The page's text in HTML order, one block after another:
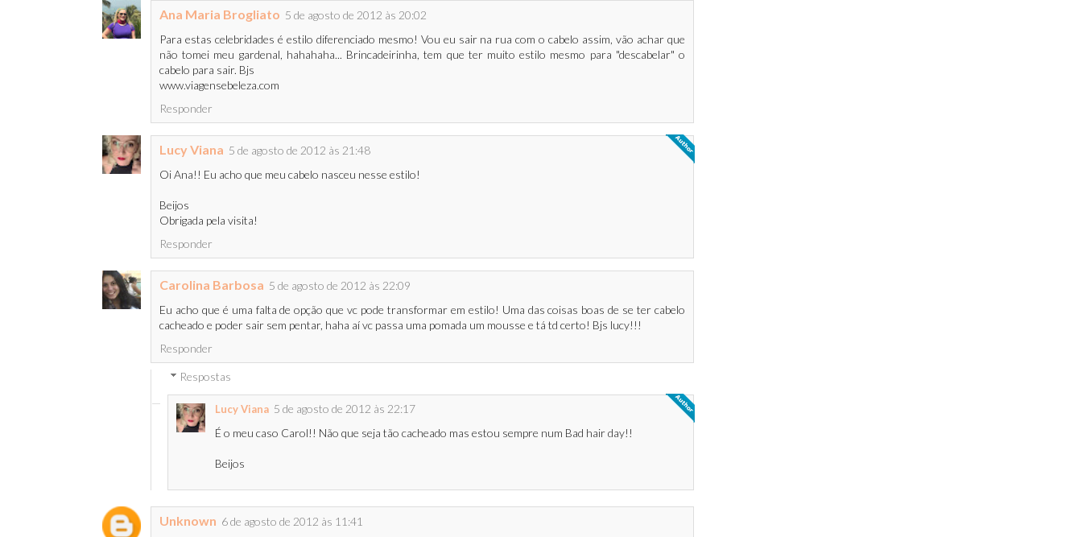
Ana Maria Brogliato 5 de agosto de 2012 às 20:02
Para estas celebridades é estilo diferenciado mesmo! Vou eu sair na rua com o cabelo assim, vão achar que
não tomei meu gardenal, hahahaha... Brincadeirinha, tem que ter muito estilo mesmo para "descabelar" o
cabelo para sair. Bjs
www.viagensebeleza.com
Responder
Lucy Viana 5 de agosto de 2012 às 21:48
Oi Ana!! Eu acho que meu cabelo nasceu nesse estilo!
Beijos
Obrigada pela visita!
Responder
Carolina Barbosa 5 de agosto de 2012 às 22:09
Eu acho que é uma falta de opção que vc pode transformar em estilo! Uma das coisas boas de se ter cabelo
cacheado e poder sair sem pentar, haha aí vc passa uma pomada um mousse e tá td certo! Bjs lucy!!!
Responder
Respostas
Lucy Viana 5 de agosto de 2012 às 22:17
É o meu caso Carol!! Não que seja tão cacheado mas estou sempre num Bad hair day!!
Beijos
Unknown 6 de agosto de 2012 às 11:41